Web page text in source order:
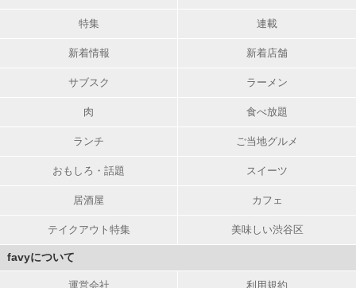
特集 連載
新着情報 新着店舗
サブスク ラーメン
肉 食べ放題
ランチ ご当地グルメ
おもしろ・話題 スイーツ
居酒屋 カフェ
テイクアウト特集 美味しい渋谷区
favyについて
運営会社 利用規約